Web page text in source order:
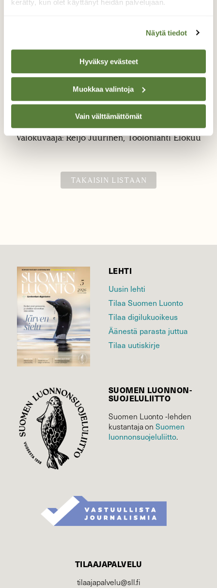
kerätty, kun olet käyttänyt heidän palvelujaan.
Näytä tiedot
Hyväksy evästeet
Muokkaa valintoja
Vain välttämättömät
Samalla apajalla
Silkkiuikku tuli kilpailemaan pikkukaloista,
mutta sehän ei sopinut isokoskeloille, vaan
ne ajoivat uikun pois.
Valokuvaaja: Reijo Juurinen, Töölönlahti Elokuu
TAKAISIN LISTAAN
LEHTI
Uusin lehti
Tilaa Suomen Luonto
Tilaa digilukuoikeus
Äänestä parasta juttua
Tilaa uutiskirje
SUOMEN LUONNON­
SUOJELU­LIITTO
Suomen Luonto -lehden
kustantaja onSuomen
luonnonsuojelu­liitto.
TILAAJAPALVELU
tilaajapalvelu@sll.fi